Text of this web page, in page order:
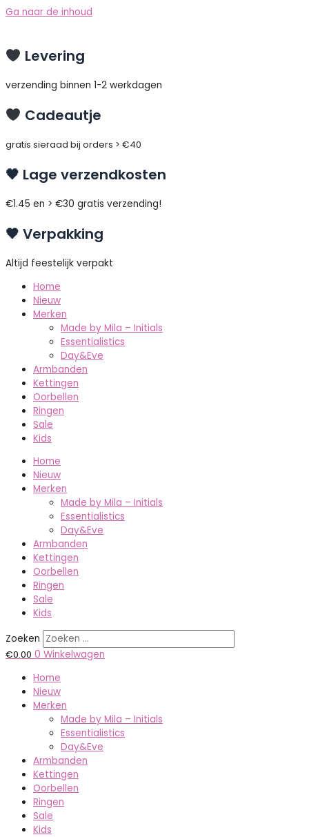
Ga naar de inhoud
Levering
verzending binnen 1-2 werkdagen
Cadeautje
gratis sieraad bij orders > €40
🖤 Lage verzendkosten
€1.45 en > €30 gratis verzending!
🖤 Verpakking
Altijd feestelijk verpakt
Home
Nieuw
Merken
Made by Mila – Initials
Essentialistics
Day&Eve
Armbanden
Kettingen
Oorbellen
Ringen
Sale
Kids
Home
Nieuw
Merken
Made by Mila – Initials
Essentialistics
Day&Eve
Armbanden
Kettingen
Oorbellen
Ringen
Sale
Kids
Zoeken
€0.00 0 Winkelwagen
Home
Nieuw
Merken
Made by Mila – Initials
Essentialistics
Day&Eve
Armbanden
Kettingen
Oorbellen
Ringen
Sale
Kids